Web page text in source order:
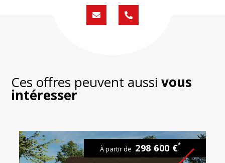
Formulaire
de
02
59
Ces offres peuvent aussivous
intéresser
À partir de 298 600 €*